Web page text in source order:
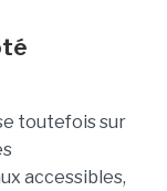
toutefois sur
accessibles,